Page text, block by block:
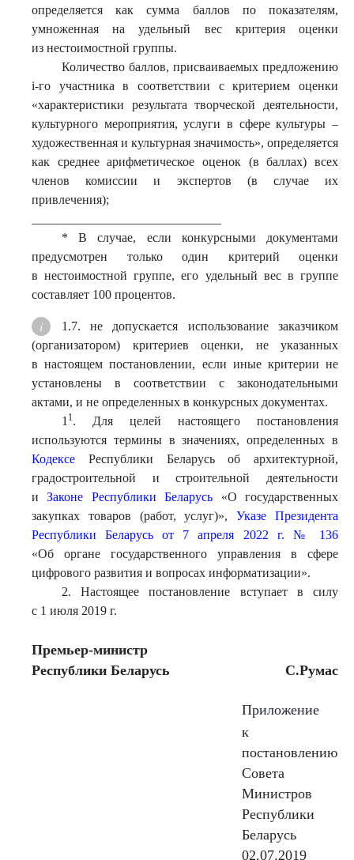
определяется как сумма баллов по показателям,
умноженная на удельный вес критерия оценки
из нестоимостной группы.
Количество баллов, присваиваемых предложению
i-го участника в соответствии с критерием оценки
«характеристики результата творческой деятельности,
культурного мероприятия, услуги в сфере культуры –
художественная и культурная значимость», определяется
как среднее арифметическое оценок (в баллах) всех
членов комиссии и экспертов (в случае их
привлечения);
* В случае, если конкурсными документами
предусмотрен только один критерий оценки
в нестоимостной группе, его удельный вес в группе
составляет 100 процентов.
1.7. не допускается использование заказчиком
(организатором) критериев оценки, не указанных
в настоящем постановлении, если иные критерии не
установлены в соответствии с законодательными
актами, и не определенных в конкурсных документах.
1 1. Для целей настоящего постановления
используются термины в значениях, определенных в
Кодексе Республики Беларусь об архитектурной,
градостроительной и строительной деятельности
иЗаконе Республики Беларусь «О государственных
закупках товаров (работ, услуг)»,Указе Президента
Республики Беларусь от 7 апреля 2022 г. № 136
«Об органе государственного управления в сфере
цифрового развития и вопросах информатизации».
2. Настоящее постановление вступает в силу
с 1 июля 2019 г.
Премьер-министр
Республики Беларусь
С.Румас
Приложение
к
постановлению
Совета
Министров
Республики
Беларусь
02.07.2019